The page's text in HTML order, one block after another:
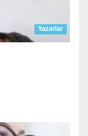
Yazarlar